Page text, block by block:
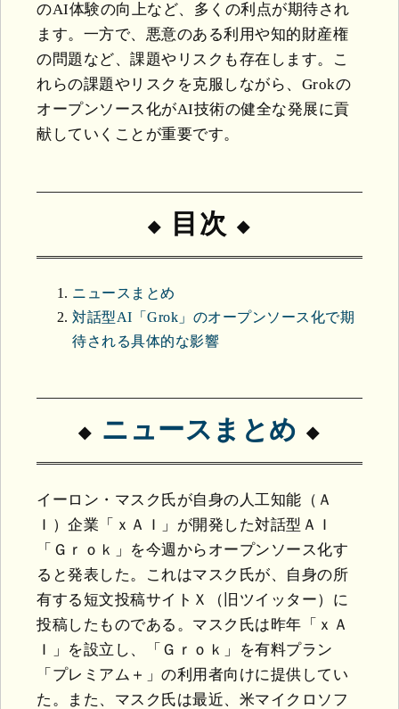
のAI体験の向上など、多くの利点が期待され
ます。一方で、悪意のある利用や知的財産権
の問題など、課題やリスクも存在します。こ
れらの課題やリスクを克服しながら、Grokの
オープンソース化がAI技術の健全な発展に貢
献していくことが重要です。
目次
ニュースまとめ
対話型AI「Grok」のオープンソース化で期
待される具体的な影響
ニュースまとめ
イーロン・マスク氏が自身の人工知能（Ａ
Ｉ）企業「ｘＡＩ」が開発した対話型ＡＩ
「Ｇｒｏｋ」を今週からオープンソース化す
ると発表した。これはマスク氏が、自身の所
有する短文投稿サイトＸ（旧ツイッター）に
投稿したものである。マスク氏は昨年「ｘＡ
Ｉ」を設立し、「Ｇｒｏｋ」を有料プラン
「プレミアム＋」の利用者向けに提供してい
た。また、マスク氏は最近、米マイクロソフ